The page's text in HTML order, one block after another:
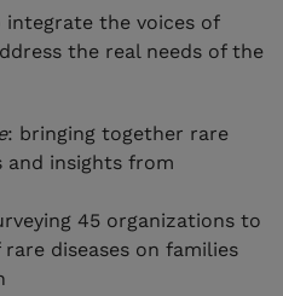
the voices of
the real needs of the
: bringing together rare
and insights from
45 organizations to
diseases on families